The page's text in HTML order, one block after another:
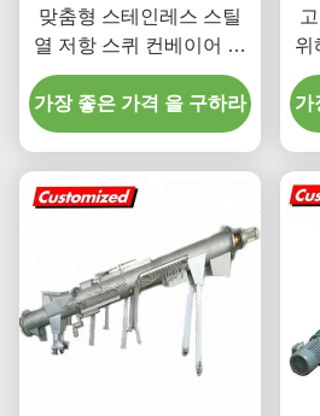
맞춤형 스테인레스 스틸
열 저항 스퀴 컨베이어 광
업 및 식품 산업용 유연한
오거 컨베이어
가장 좋은 가격 을 구하라
위
가